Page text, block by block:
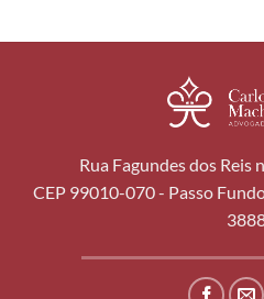
Rua Fagundes dos Reis
CEP 99010-070 - Passo